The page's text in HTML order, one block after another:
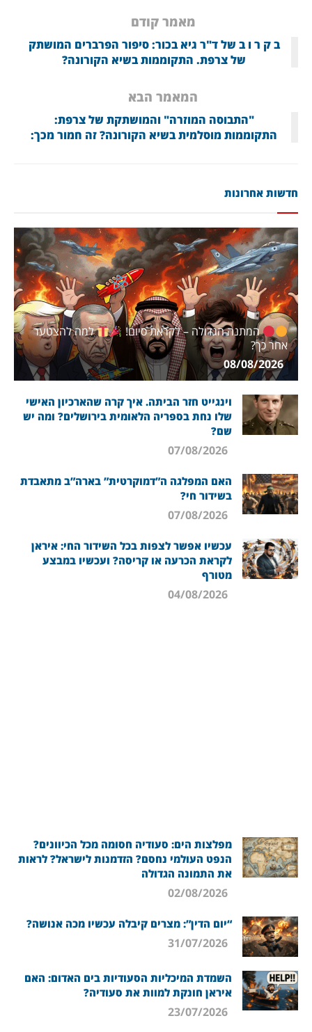
מאמר קודם
ב ק ר ו ב של ד"ר גיא בכור: סיפור הפרברים המושתק
של צרפת. התקוממות בשיא הקורונה?
המאמר הבא
"התבוסה המוזרה" והמושתקת של צרפת:
התקוממות מוסלמית בשיא הקורונה? זה חמור מכך:
חדשות אחרונות
המתנה הגדולה – לקראת סיום!
למה להצטער
אחר כך?
08/08/2026
וינגייט חזר הביתה. איך קרה שהארכיון האישי
שלו נחת בספריה הלאומית בירושלים? ומה יש
שם?
האם המפלגה ה”דמוקרטית” בארה”ב מתאבדת
בשידור חי?
עכשיו אפשר לצפות בכל השידור החי: איראן
לקראת הכרעה או קריסה? ועכשיו במבצע
מטורף
מפלצות הים: סעודיה חסומה מכל הכיוונים?
הנפט העולמי נחסם? הזדמנות לישראל? לראות
את התמונה הגדולה
“יום הדין”: מצרים קיבלה עכשיו מכה אנושה?
השמדת המיכליות הסעודיות בים האדום: האם
איראן חונקת למוות את סעודיה?